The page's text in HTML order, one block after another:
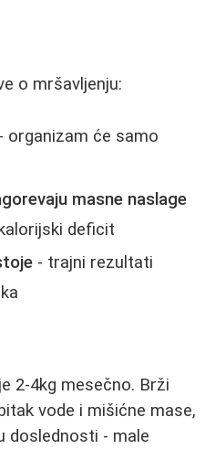
o mršavljenju:
- organizam će samo
masne naslage
deficit
- trajni rezultati
2-4kg mesečno. Brži
vode i mišićne mase,
doslednosti - male